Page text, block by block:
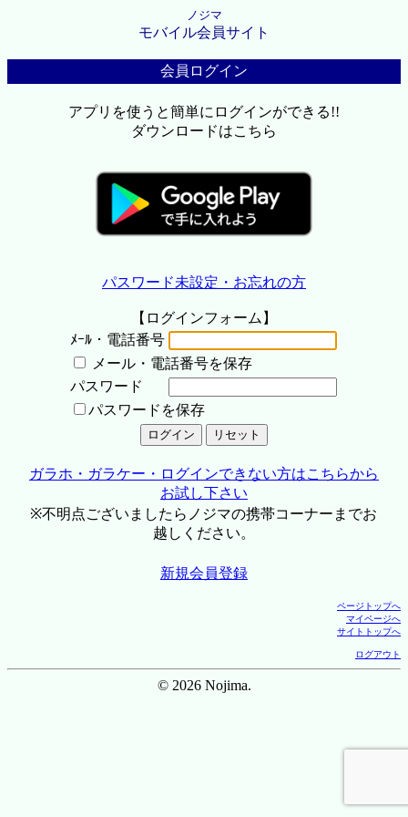
ノジマ
モバイル会員サイト
会員ログイン
アプリを使うと簡単にログインができる!!
ダウンロードはこちら
パスワード未設定・お忘れの方
【ログインフォーム】
ﾒｰﾙ・電話番号
メール・電話番号を保存
パスワード
パスワードを保存
ガラホ・ガラケー・ログインできない方はこちらから
お試し下さい
※不明点ございましたらノジマの携帯コーナーまでお
越しください。
新規会員登録
ページトップへ
マイページへ
サイトトップへ
ログアウト
© 2026 Nojima.